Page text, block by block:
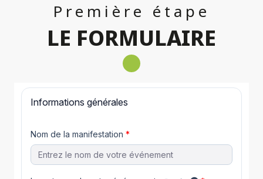
Première étape
LE FORMULAIRE